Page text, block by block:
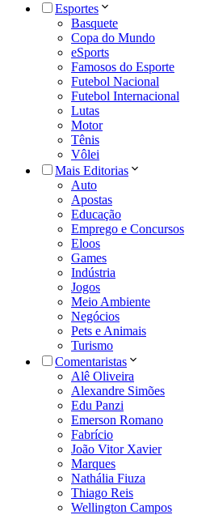
Esportes
Basquete
Copa do Mundo
eSports
Famosos do Esporte
Futebol Nacional
Futebol Internacional
Lutas
Motor
Tênis
Vôlei
Mais Editorias
Auto
Apostas
Educação
Emprego e Concursos
Eloos
Games
Indústria
Jogos
Meio Ambiente
Negócios
Pets e Animais
Turismo
Comentaristas
Alê Oliveira
Alexandre Simões
Edu Panzi
Emerson Romano
Fabrício
João Vitor Xavier
Marques
Nathália Fiuza
Thiago Reis
Wellington Campos